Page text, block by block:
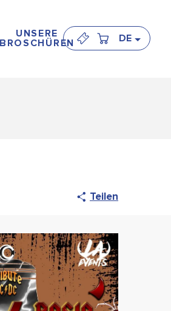
UNSERE
BROSCHÜREN
DE
Teilen